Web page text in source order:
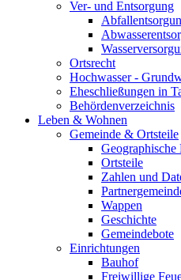
Ver- und Entsorgung
Ortsrecht
Hochwasser -
Eheschließungen in
Behördenverzeichnis
Leben & Wohnen
Gemeinde & Ortsteile
Geographische
Ortsteile
Zahlen und
Wappen
Geschichte
Gemeindebote
Einrichtungen
Bauhof
Freiwillige